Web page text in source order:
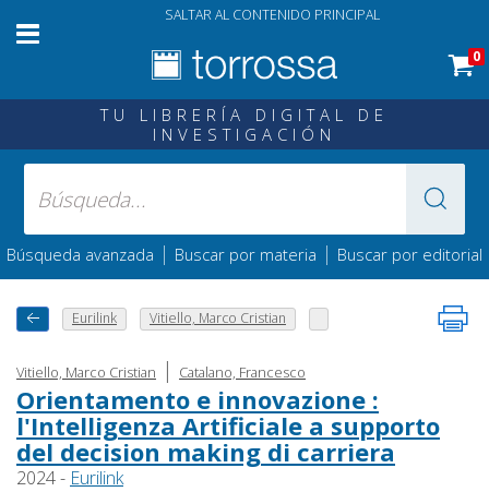
SALTAR AL CONTENIDO PRINCIPAL
0
TU LIBRERÍA DIGITAL DE
INVESTIGACIÓN
Búsqueda avanzada | Buscar por materia | Buscar por editorial
Eurilink Vitiello, Marco Cristian
Vitiello, Marco Cristian | Catalano, Francesco
Orientamento e innovazione :
l'Intelligenza Artificiale a supporto
del decision making di carriera
2024 - Eurilink